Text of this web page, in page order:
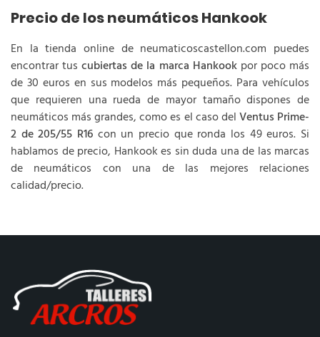
Precio de los neumáticos Hankook
En la tienda online de neumaticoscastellon.com puedes
encontrar tuscubiertas de la marca Hankookpor poco más
de 30 euros en sus modelos más pequeños. Para vehículos
que requieren una rueda de mayor tamaño dispones de
neumáticos más grandes, como es el caso delVentus Prime-
2 de 205/55 R16 con un precio que ronda los 49 euros. Si
hablamos de precio, Hankook es sin duda una de las marcas
de neumáticos con una de las mejores relaciones
calidad/precio.